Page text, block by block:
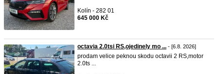
Kolín - 282 01
645 000 Kč
octavia 2.0tsi RS,ojedinely mo ... - [6.8. 2026]
prodam velice peknou skodu octavii 2 RS,motor
2.0ts ...